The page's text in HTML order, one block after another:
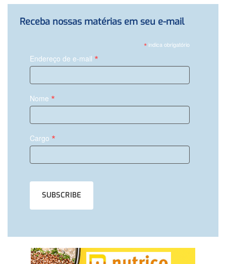
Receba nossas matérias em seu e-mail
*indica obrigatório
Endereço de e-mail *
Nome *
Cargo *